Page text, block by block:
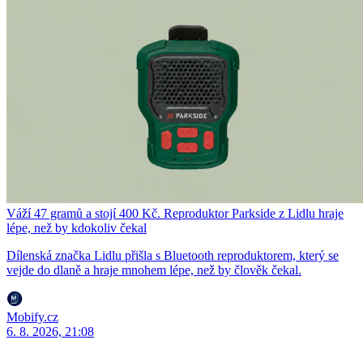
Váží 47 gramů a stojí 400 Kč. Reproduktor Parkside z Lidlu hraje
lépe, než by kdokoliv čekal
Dílenská značka Lidlu přišla s Bluetooth reproduktorem, který se
vejde do dlaně a hraje mnohem lépe, než by člověk čekal.
Mobify.cz
6. 8. 2026, 21:08